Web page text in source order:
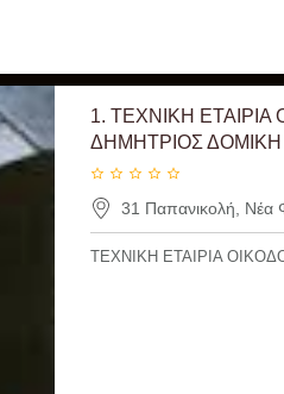
1. ΤΕΧΝΙΚΗ
ΔΗΜΗΤΡΙΟΣ
31 Παπανικολή, Νέα
ΤΕΧΝΙΚΗ ΕΤΑΙΡΙΑ